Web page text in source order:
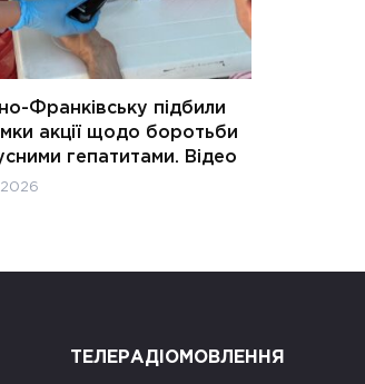
Франківську підбили
акції щодо боротьби
гепатитами. Відео
ТЕЛЕРАДІОМОВЛЕННЯ